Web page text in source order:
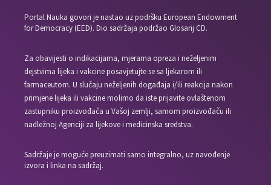
Portal Nauka govori je nastao uz podršku European Endowment
for Democracy (EED). Dio sadržaja podržao Glosarij CD.
Za obavijesti o indikacijama, mjerama opreza i neželjenim
dejstvima lijeka i vakcine posavjetujte se sa ljekarom ili
farmaceutom. U slučaju neželjenih događaja i/ili reakcija nakon
primjene lijeka ili vakcine molimo da iste prijavite ovlaštenom
zastupniku proizvođača u Vašoj zemlji, samom proizvođaču ili
nadležnoj Agenciji za lijekove i medicinska sredstva.
Sadržaje je moguće preuzimati samo integralno, uz navođenje
izvora i linka na sadržaj.